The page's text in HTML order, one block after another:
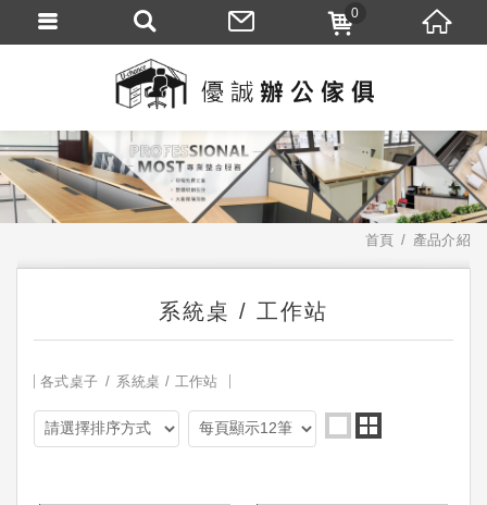
首頁 產品介紹
系統桌 / 工作站
各式桌子 系統桌 / 工作站
0